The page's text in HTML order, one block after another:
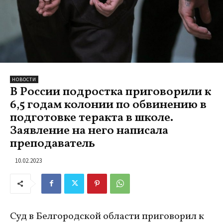
НОВОСТИ
В России подростка приговорили к
6,5 годам колонии по обвинению в
подготовке теракта в школе.
Заявление на него написала
преподаватель
10.02.2023
Суд в Белгородской области приговорил к